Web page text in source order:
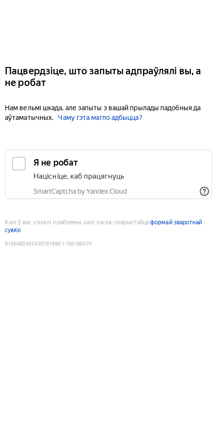
Пацвердзіце, што запыты адпраўлялі вы, а
не робат
Нам вельмі шкада, але запыты з вашай прылады падобныя да
аўтаматычных.
Чаму гэта магло адбыцца?
Я не робат
Націсніце, каб працягнуць
SmartCaptcha by Yandex Cloud
Калі ў вас узніклі праблемы, калі ласка, скарыстайцеформай зваротнай
сувязі
9188480455438781990:1786186470